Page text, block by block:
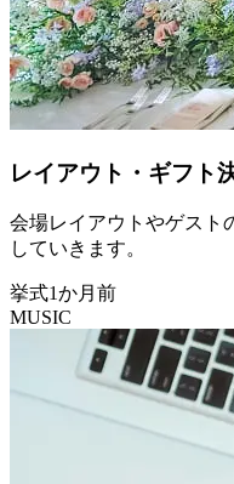
レイアウト・ギフト
会場レイアウトやゲスト
していきます。
挙式1か月前
MUSIC